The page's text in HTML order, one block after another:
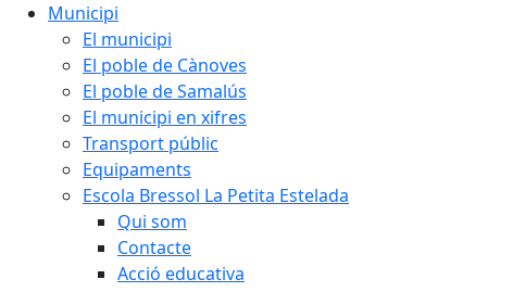
Municipi
El municipi
El poble de Cànoves
El poble de Samalús
El municipi en xifres
Transport públic
Equipaments
Escola Bressol La Petita Estelada
Qui som
Contacte
Acció educativa